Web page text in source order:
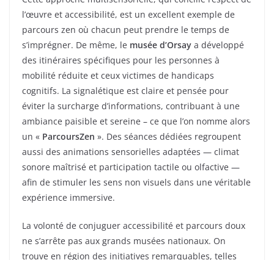
l’œuvre et accessibilité, est un excellent exemple de
parcours zen où chacun peut prendre le temps de
s’imprégner. De même, le musée d’Orsay a développé
des itinéraires spécifiques pour les personnes à
mobilité réduite et ceux victimes de handicaps
cognitifs. La signalétique est claire et pensée pour
éviter la surcharge d’informations, contribuant à une
ambiance paisible et sereine – ce que l’on nomme alors
un « ParcoursZen ». Des séances dédiées regroupent
aussi des animations sensorielles adaptées — climat
sonore maîtrisé et participation tactile ou olfactive —
afin de stimuler les sens non visuels dans une véritable
expérience immersive.
La volonté de conjuguer accessibilité et parcours doux
ne s’arrête pas aux grands musées nationaux. On
trouve en région des initiatives remarquables, telles